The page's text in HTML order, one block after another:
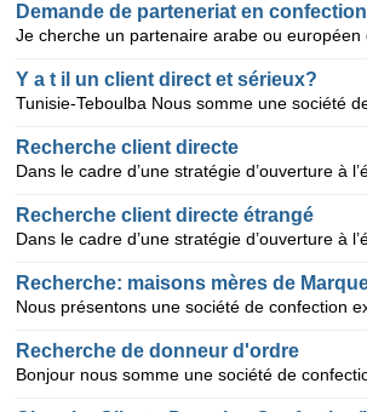
Demande de parteneriat en confection
Y a t il un client direct et sérieux?
Recherche client directe
Recherche client directe étrangé
Recherche de donneur d'ordre